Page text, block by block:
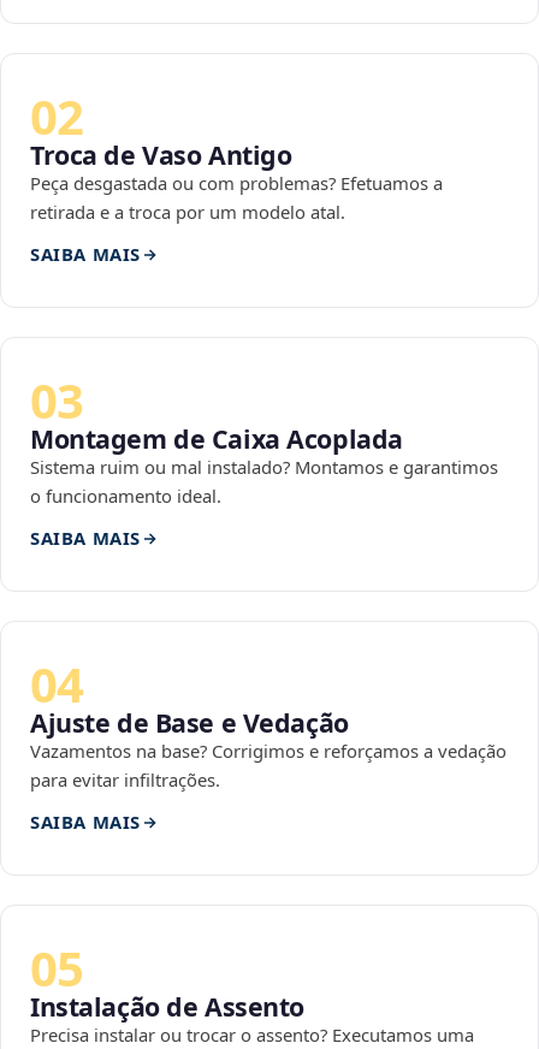
02
Troca de Vaso Antigo
Peça desgastada ou com problemas? Efetuamos a
retirada e a troca por um modelo atal.
SAIBA MAIS
03
Montagem de Caixa Acoplada
Sistema ruim ou mal instalado? Montamos e garantimos
o funcionamento ideal.
SAIBA MAIS
04
Ajuste de Base e Vedação
Vazamentos na base? Corrigimos e reforçamos a vedação
para evitar infiltrações.
SAIBA MAIS
05
Instalação de Assento
Precisa instalar ou trocar o assento? Executamos uma